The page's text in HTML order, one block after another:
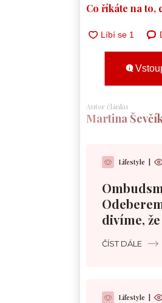
Co říkáte na to,
Autor článku
Martina
Lifestyle
divíme,
ČÍST DÁLE
Lifestyle